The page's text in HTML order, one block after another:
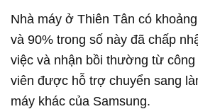
Nhà máy ở Thiên Tân có
và 90% trong số này đã chấp
việc và nhận bồi thường từ công
viên được hỗ trợ chuyển sang
máy khác của Samsung.